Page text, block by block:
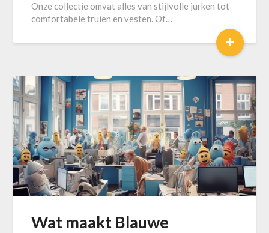
Onze collectie omvat alles van stijlvolle jurken tot
comfortabele truien en vesten. Of…
+
Wat maakt Blauwe